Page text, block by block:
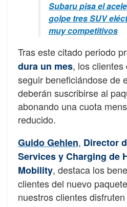
Subaru pisa el
golpe tres SUV
muy competitivos
Tras este citado periodo
dura un mes, los clientes
seguir beneficiándose de
deberán suscribirse al
abonando una cuota
reducido.
Guido Gehlen, Director
Services y Charging de
Mobility, destaca los
clientes del nuevo
nuestros clientes